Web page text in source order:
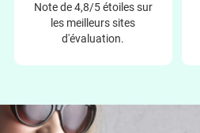
Note de 4,8/5 étoiles sur
les meilleurs sites
d'évaluation.